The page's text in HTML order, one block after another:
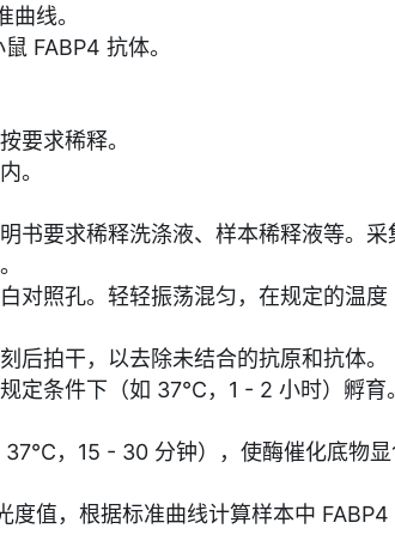
线。
FABP4 抗体。
要求稀释。
。
书要求稀释洗涤液、样本稀释液等。
对照孔。轻轻振荡混匀，在规定的温
后拍干，以去除未结合的抗原和抗体。
定条件下（如 37℃，1 - 2 小时）孵育
37℃，15 - 30 分钟），使酶催化底物
值，根据标准曲线计算样本中 FABP4